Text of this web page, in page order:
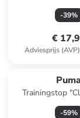
-39%
€
Adviesprijs (AVP)
Puma
Trainingstop
-59%